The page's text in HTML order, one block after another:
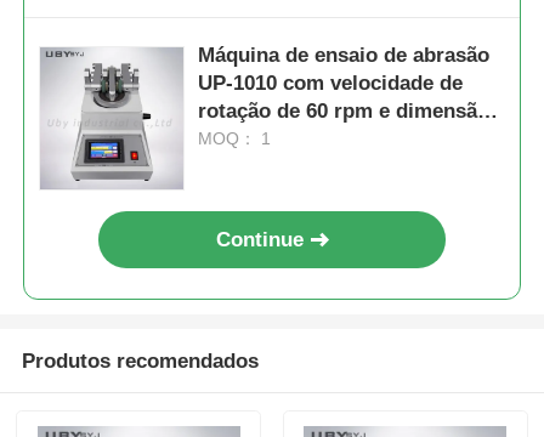
Máquina de ensaio de abrasão
UP-1010 com velocidade de
rotação de 60 rpm e dimensão
da amostra de φ110 mm para
MOQ： 1
Continue
Produtos recomendados